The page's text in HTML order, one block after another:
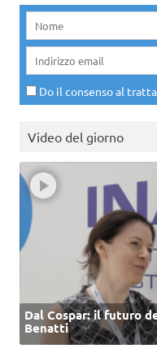
Do il consenso al
Video del giorno
Dal Cospar: il futuro
Benatti